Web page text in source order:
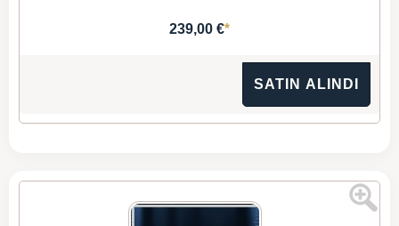
239,00 €*
SATIN ALINDI